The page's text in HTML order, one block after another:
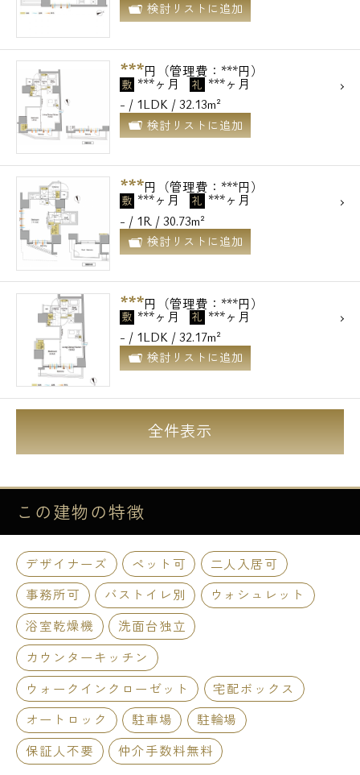
検討リストに追加
***円（管理費：***円）
敷 ***ヶ月 礼 ***ヶ月
- / 1LDK / 32.13m²
検討リストに追加
***円（管理費：***円）
敷 ***ヶ月 礼 ***ヶ月
- / 1R / 30.73m²
検討リストに追加
***円（管理費：***円）
敷 ***ヶ月 礼 ***ヶ月
- / 1LDK / 32.17m²
検討リストに追加
全件表示
この建物の特徴
デザイナーズ ペット可
二人入居可
事務所可
バストイレ別
ウォシュレット
浴室乾燥機
洗面台独立
カウンターキッチン
ウォークインクローゼット
宅配ボックス
オートロック
駐車場
駐輪場
保証人不要
仲介手数料無料